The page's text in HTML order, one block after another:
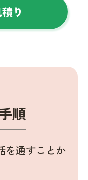
り
順
を通すことか